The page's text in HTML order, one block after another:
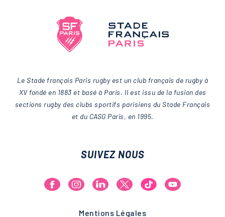
Le Stade français Paris rugby est un club français de rugby à
XV fondé en 1883 et basé à Paris. Il est issu de la fusion des
sections rugby des clubs sportifs parisiens du Stade Français
et du CASG Paris, en 1995.
SUIVEZ NOUS
Mentions Légales